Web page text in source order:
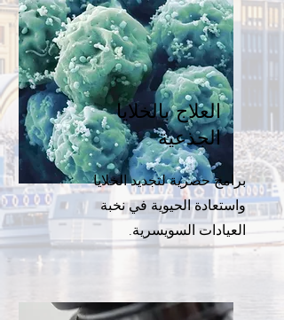
العلاج بالخلايا
الجذعية
برامج حصرية لتجديد الخلايا
واستعادة الحيوية في نخبة
العيادات السويسرية.